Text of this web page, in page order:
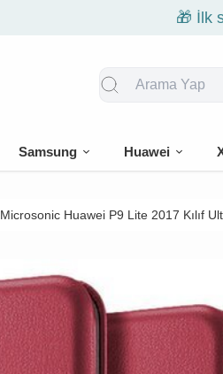
🎁 İlk
Samsung Huawei
Microsonic Huawei P9 Lite 2017 Kılıf